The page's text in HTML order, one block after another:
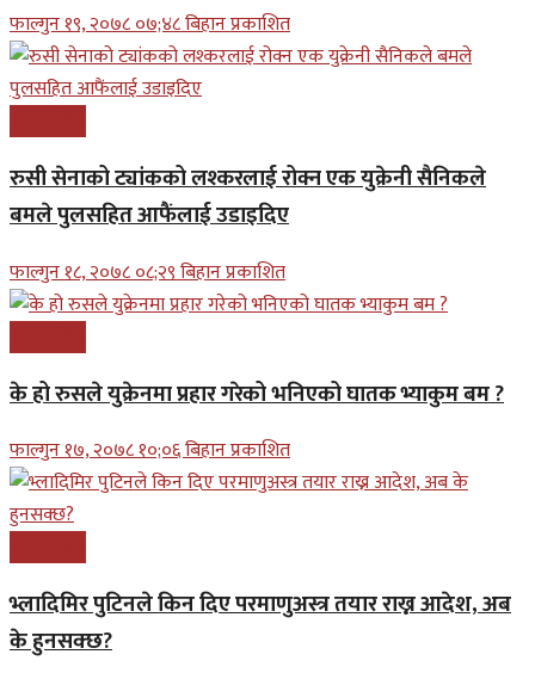
फाल्गुन १९, २०७८ ०७;४८ बिहान प्रकाशित
रुसी सेनाको ट्यांकको लश्करलाई रोक्न एक युक्रेनी सैनिकले
बमले पुलसहित आफैंलाई उडाइदिए
फाल्गुन १८, २०७८ ०८;२९ बिहान प्रकाशित
के हो रुसले युक्रेनमा प्रहार गरेको भनिएको घातक भ्याकुम बम ?
फाल्गुन १७, २०७८ १०;०६ बिहान प्रकाशित
भ्लादिमिर पुटिनले किन दिए परमाणुअस्त्र तयार राख्न आदेश, अब
के हुनसक्छ?